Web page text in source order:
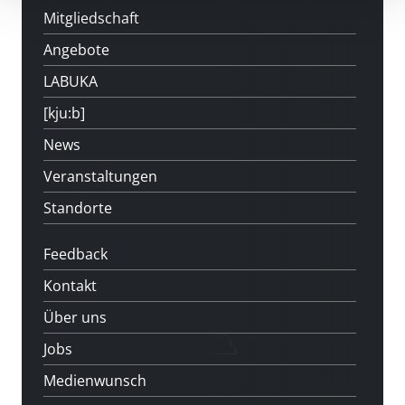
Mitgliedschaft
Angebote
LABUKA
[kju:b]
News
Veranstaltungen
Standorte
Feedback
Kontakt
Über uns
Jobs
Medienwunsch